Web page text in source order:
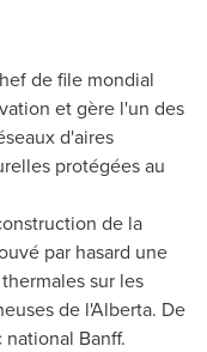
de file mondial
et gère l'un des
d'aires
protégées au
de la
par hasard une
sur les
de l'Alberta. De
national Banff.